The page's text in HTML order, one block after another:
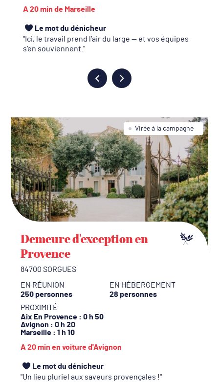
équipes
A 50 min en voiture d'Avignon
Le mot du dénicheur
Un gîte de charme dans les Gorges de
Virée à la campagne
Demeure d'exception en
Provence
84700 SORGUES
EN RÉUNION
250 personnes
EN HÉBERGEMENT
28 personnes
PROXIMITÉ
Aix En Provence : 0 h 50
Avignon : 0 h 20
Marseille : 1 h 10
A 20 min en voiture d'Avignon
Le mot du dénicheur
Un lieu pluriel aux saveurs provençales !